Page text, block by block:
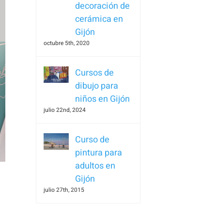
decoración de
cerámica en
Gijón
octubre 5th, 2020
Cursos de
dibujo para
niños en Gijón
julio 22nd, 2024
Curso de
pintura para
adultos en
Gijón
julio 27th, 2015